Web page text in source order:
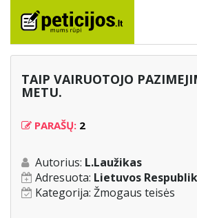
TAIP VAIRUOTOJO
METU.
PARAŠŲ: 2
Autorius: L.Laužikas
Adresuota: Lietuvos
Kategorija: Žmogaus teisės